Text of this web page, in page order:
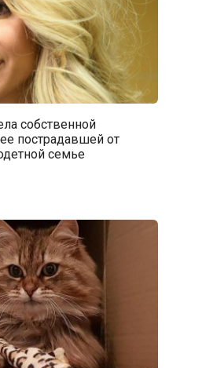
собственной
пострадавшей от
семье